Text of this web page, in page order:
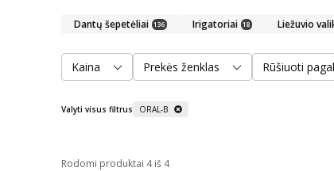
Dantų šepetėliai 136 Irigatoriai 18 Liežuvio
Kaina Prekės ženklas Rūšiuoti pagal
Valyti visus filtrus ORAL-B
Rodomi produktai 4 iš 4